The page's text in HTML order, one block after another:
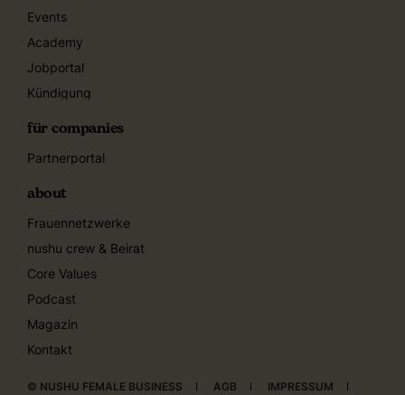
Events
Academy
Jobportal
Kündigung
für companies
Partnerportal
about
Frauennetzwerke
nushu crew & Beirat
Core Values
Podcast
Magazin
Kontakt
© NUSHU FEMALE BUSINESS AGB IMPRESSUM